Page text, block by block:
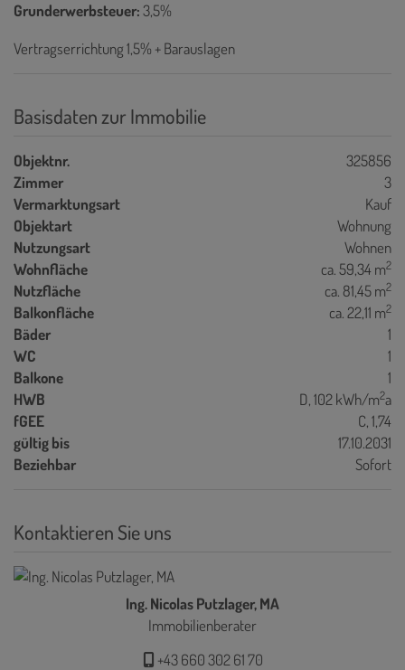
Grunderwerbsteuer:3,5%
Vertragserrichtung 1,5% + Barauslagen
Basisdaten zur Immobilie
Objektnr.
325856
Zimmer
3
Vermarktungsart
Kauf
Objektart
Wohnung
Nutzungsart
Wohnen
Wohnfläche
ca. 59,34 m2
Nutzfläche ca. 81,45 m2
Balkonfläche ca. 22,11 m2
Bäder
1
WC
1
Balkone
1
HWB
D, 102 kWh/m2a
fGEE
C, 1,74
gültig bis
17.10.2031
Beziehbar
Sofort
Kontaktieren Sie uns
Ing. Nicolas Putzlager, MA
Immobilienberater
+43 660 302 61 70